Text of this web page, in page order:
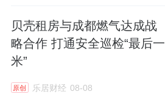
贝壳租房与成都燃气达成战
略合作 打通安全巡检“最后一
米”
原创 乐居财经 08-08